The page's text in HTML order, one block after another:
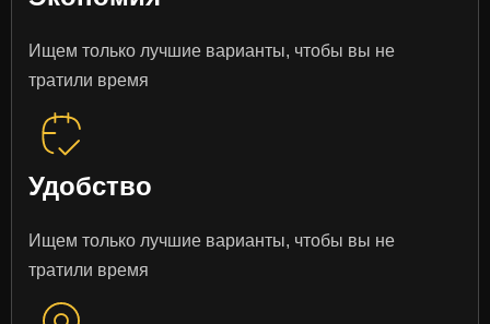
Ищем только лучшие варианты, чтобы вы не
тратили время
Удобство
Ищем только лучшие варианты, чтобы вы не
тратили время